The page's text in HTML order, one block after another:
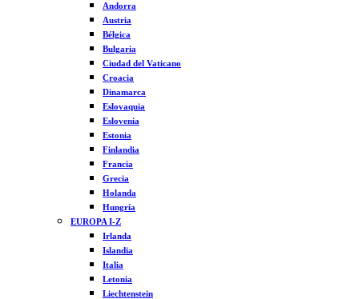
Andorra
Austria
Bélgica
Bulgaria
Ciudad del Vaticano
Croacia
Dinamarca
Eslovaquia
Eslovenia
Estonia
Finlandia
Francia
Grecia
Holanda
Hungría
EUROPA I-Z
Irlanda
Islandia
Italia
Letonia
Liechtenstein